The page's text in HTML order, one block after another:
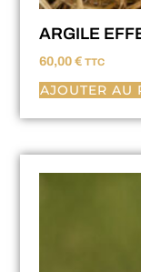
ARGILE
60,00 € TTC
AJOUTER AU